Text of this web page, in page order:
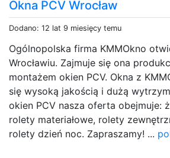
Okna PCV Wrocław
Dodano: 12 lat 9 miesięcy temu
Ogólnopolska firma KMMOkno
Wrocławiu. Zajmuje się ona
montażem okien PCV. Okna z
się wysoką jakością i dużą
okien PCV nasza oferta obejmuje:
rolety materiałowe, rolety
rolety dzień noc. Zapraszamy! ...